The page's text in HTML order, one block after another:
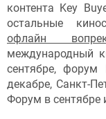
контента Key
остальные
офлайн
международный
сентябре, форум
декабре, Санкт-
Форум в сентябре